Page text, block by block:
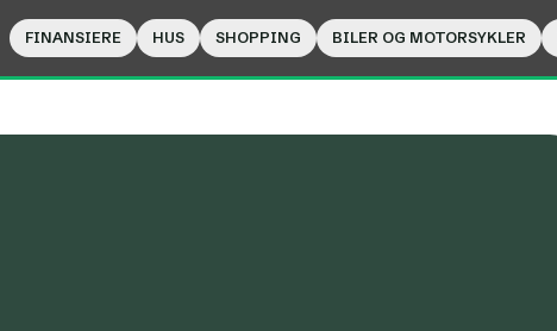
FINANSIERE HUS SHOPPING BILER OG MOTORSYKLER